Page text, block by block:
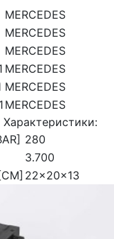
MERCEDES
MERCEDES
MERCEDES
MERCEDES
MERCEDES
MERCEDES
Характеристики:
280
3.700
22x20x13